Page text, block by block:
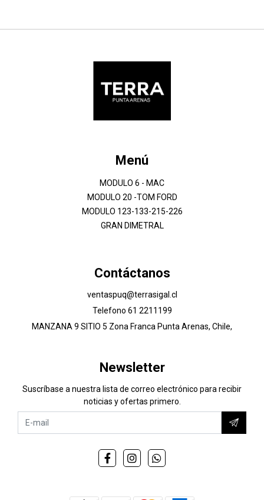
Menú
MODULO 6 - MAC
MODULO 20 -TOM FORD
MODULO 123-133-215-226
GRAN DIMETRAL
Contáctanos
ventaspuq@terrasigal.cl
Telefono 61 2211199
MANZANA 9 SITIO 5 Zona Franca Punta Arenas, Chile,
Newsletter
Suscríbase a nuestra lista de correo electrónico para recibir
noticias y ofertas primero.